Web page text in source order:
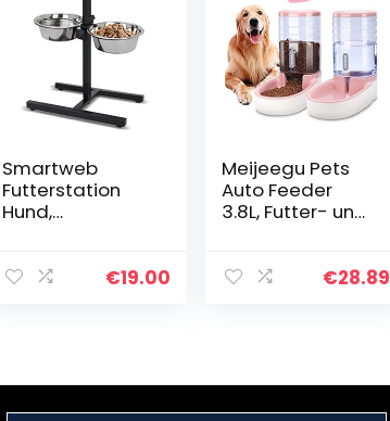
Smartweb
Futterstation
Hund,
cm), Hundebar
kleine oder
große Hunde,
€19.00
Meijeegu Pets
Auto Feeder
3.8L, Futter- und
und große
€28.89